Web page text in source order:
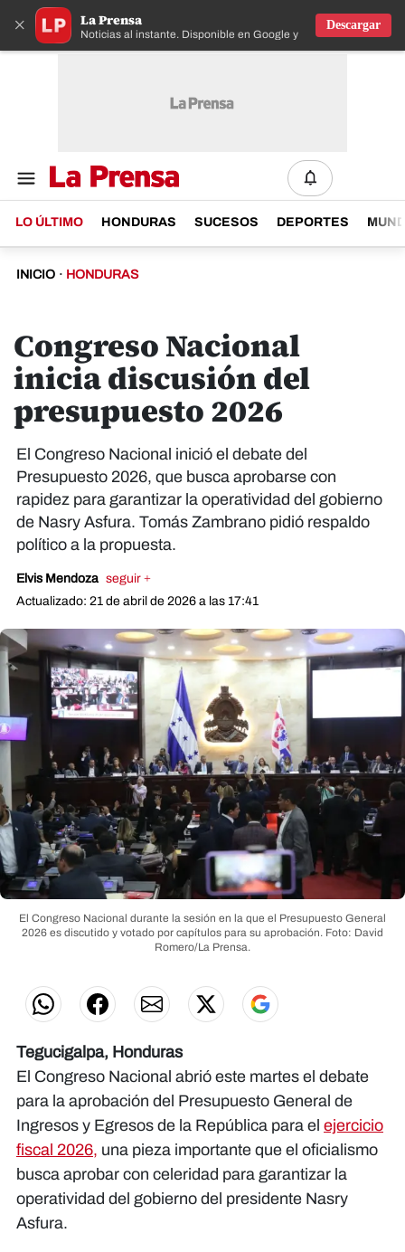
× La Prensa
Noticias al instante. Disponible en Google y IOS
Descargar
LO ÚLTIMO HONDURAS SUCESOS DEPORTES
INICIO · HONDURAS
Congreso Nacional
inicia discusión del
presupuesto 2026
El Congreso Nacional inició el debate del
Presupuesto 2026, que busca aprobarse con
rapidez para garantizar la operatividad del gobierno
de Nasry Asfura. Tomás Zambrano pidió respaldo
político a la propuesta.
Elvis Mendoza seguir +
Actualizado: 21 de abril de 2026 a las 17:41
El Congreso Nacional durante la sesión en la que el Presupuesto General
2026 es discutido y votado por capítulos para su aprobación. Foto: David
Romero/La Prensa.
Tegucigalpa, Honduras
El Congreso Nacional abrió este martes el debate
para la aprobación del Presupuesto General de
Ingresos y Egresos de la República para el ejercicio
fiscal 2026, una pieza importante que el oficialismo
busca aprobar con celeridad para garantizar la
operatividad del gobierno del presidente Nasry
Asfura.